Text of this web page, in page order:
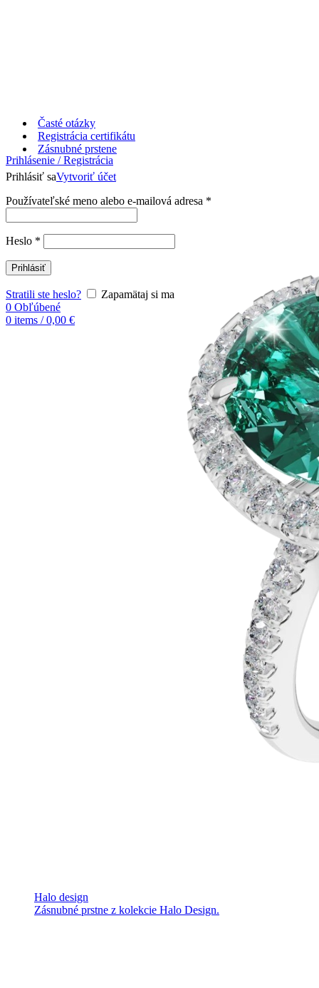
Časté otázky
Registrácia certifikátu
Prihlásenie / Registrácia
Prihlásiť saVytvoriť účet
Používateľské meno alebo e-mailová adresa *
Heslo *
Prihlásiť
Stratili ste heslo?
Zapamätaj si ma
0 Obľúbené
0 items / 0,00 €
Zásnubné prstene
Halo design
Zásnubné prstne z kolekcie Halo Design.